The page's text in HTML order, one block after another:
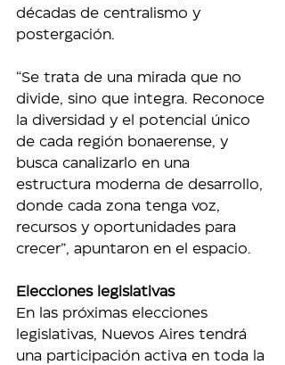
décadas de centralismo y
postergación.
“Se trata de una mirada que no
divide, sino que integra. Reconoce
la diversidad y el potencial único
de cada región bonaerense, y
busca canalizarlo en una
estructura moderna de desarrollo,
donde cada zona tenga voz,
recursos y oportunidades para
crecer”, apuntaron en el espacio.
Elecciones legislativas
En las próximas elecciones
legislativas, Nuevos Aires tendrá
una participación activa en toda la